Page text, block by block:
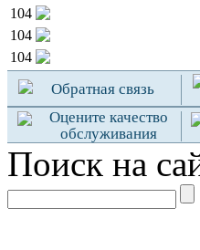
104
104
104
Обратная связь
Оцените качество
обслуживания
Поиск на